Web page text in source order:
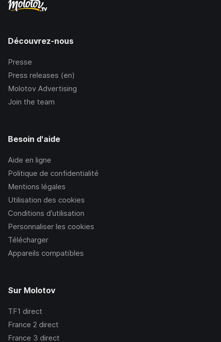
Découvrez-nous
Presse
Press releases (en)
Molotov Advertising
Join the team
Besoin d'aide
Aide en ligne
Politique de confidentialité
Mentions légales
Utilisation des cookies
Conditions d’utilisation
Personnaliser les cookies
Télécharger
Appareils compatibles
Sur Molotov
TF1 direct
France 2 direct
France 3 direct